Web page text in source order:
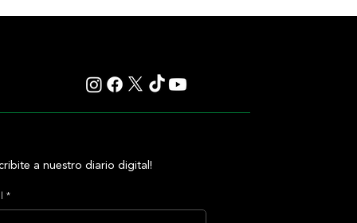
a nuestro diario digital!
*